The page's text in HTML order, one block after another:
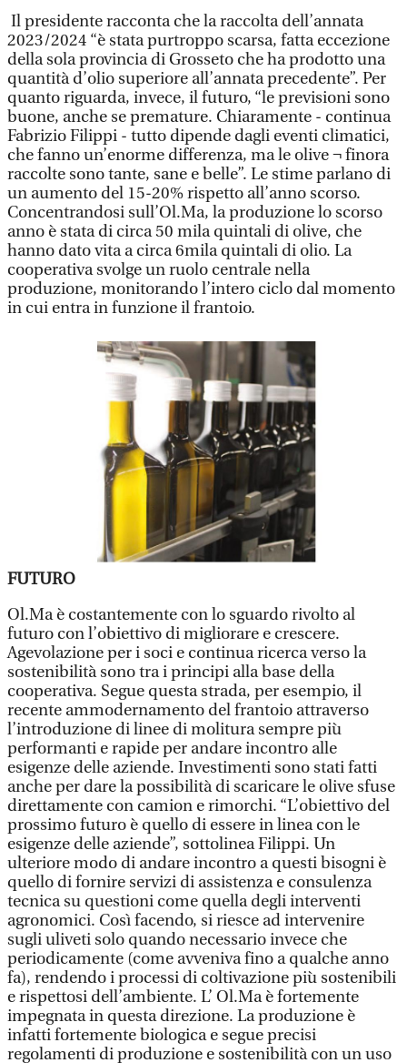
Il presidente racconta che la raccolta dell’annata
2023/2024 “è stata purtroppo scarsa, fatta eccezione
della sola provincia di Grosseto che ha prodotto una
quantità d’olio superiore all’annata precedente”. Per
quanto riguarda, invece, il futuro, “le previsioni sono
buone, anche se premature. Chiaramente - continua
Fabrizio Filippi - tutto dipende dagli eventi climatici,
che fanno un’enorme differenza, ma le olive ¬ finora
raccolte sono tante, sane e belle”. Le stime parlano di
un aumento del 15-20% rispetto all’anno scorso.
Concentrandosi sull’Ol.Ma, la produzione lo scorso
anno è stata di circa 50 mila quintali di olive, che
hanno dato vita a circa 6mila quintali di olio. La
cooperativa svolge un ruolo centrale nella
produzione, monitorando l’intero ciclo dal momento
in cui entra in funzione il frantoio.
FUTURO
Ol.Ma è costantemente con lo sguardo rivolto al
futuro con l’obiettivo di migliorare e crescere.
Agevolazione per i soci e continua ricerca verso la
sostenibilità sono tra i principi alla base della
cooperativa. Segue questa strada, per esempio, il
recente ammodernamento del frantoio attraverso
l’introduzione di linee di molitura sempre più
performanti e rapide per andare incontro alle
esigenze delle aziende. Investimenti sono stati fatti
anche per dare la possibilità di scaricare le olive sfuse
direttamente con camion e rimorchi. “L’obiettivo del
prossimo futuro è quello di essere in linea con le
esigenze delle aziende”, sottolinea Filippi. Un
ulteriore modo di andare incontro a questi bisogni è
quello di fornire servizi di assistenza e consulenza
tecnica su questioni come quella degli interventi
agronomici. Così facendo, si riesce ad intervenire
sugli uliveti solo quando necessario invece che
periodicamente (come avveniva fino a qualche anno
fa), rendendo i processi di coltivazione più sostenibili
e rispettosi dell’ambiente. L’ Ol.Ma è fortemente
impegnata in questa direzione. La produzione è
infatti fortemente biologica e segue precisi
regolamenti di produzione e sostenibilità con un uso